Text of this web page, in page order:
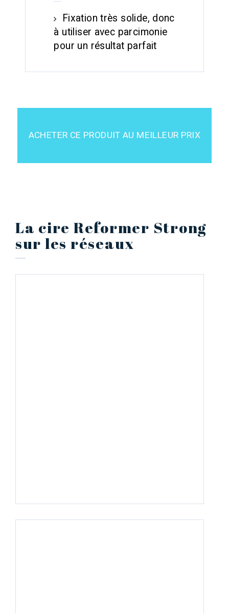
Fixation très solide, donc
à utiliser avec parcimonie
pour un résultat parfait
ACHETER CE PRODUIT AU MEILLEUR PRIX
La cire Reformer Strong
sur les réseaux